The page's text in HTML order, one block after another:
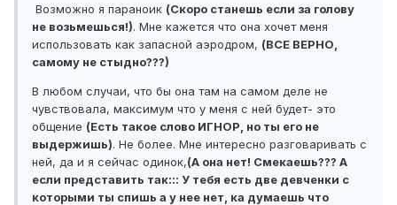
Возможно я параноик (Скоро станешь если за голову
не возьмешься!). Мне кажется что она хочет меня
использовать как запасной аэродром, (ВСЕ ВЕРНО,
самому не стыдно???)
В любом случаи, что бы она там на самом деле не
чувствовала, максимум что у меня с ней будет- это
общение (Есть такое слово ИГНОР, но ты его не
выдержишь). Не более. Мне интересно разговаривать с
ней, да и я сейчас одинок,(А она нет! Смекаешь??? А
если представить так::: У тебя есть две девченки с
которыми ты спишь а у нее нет, ка думаешь что